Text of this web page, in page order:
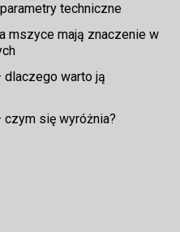
techniczne
mszyce mają znaczenie w
dlaczego warto ją
czym się wyróżnia?